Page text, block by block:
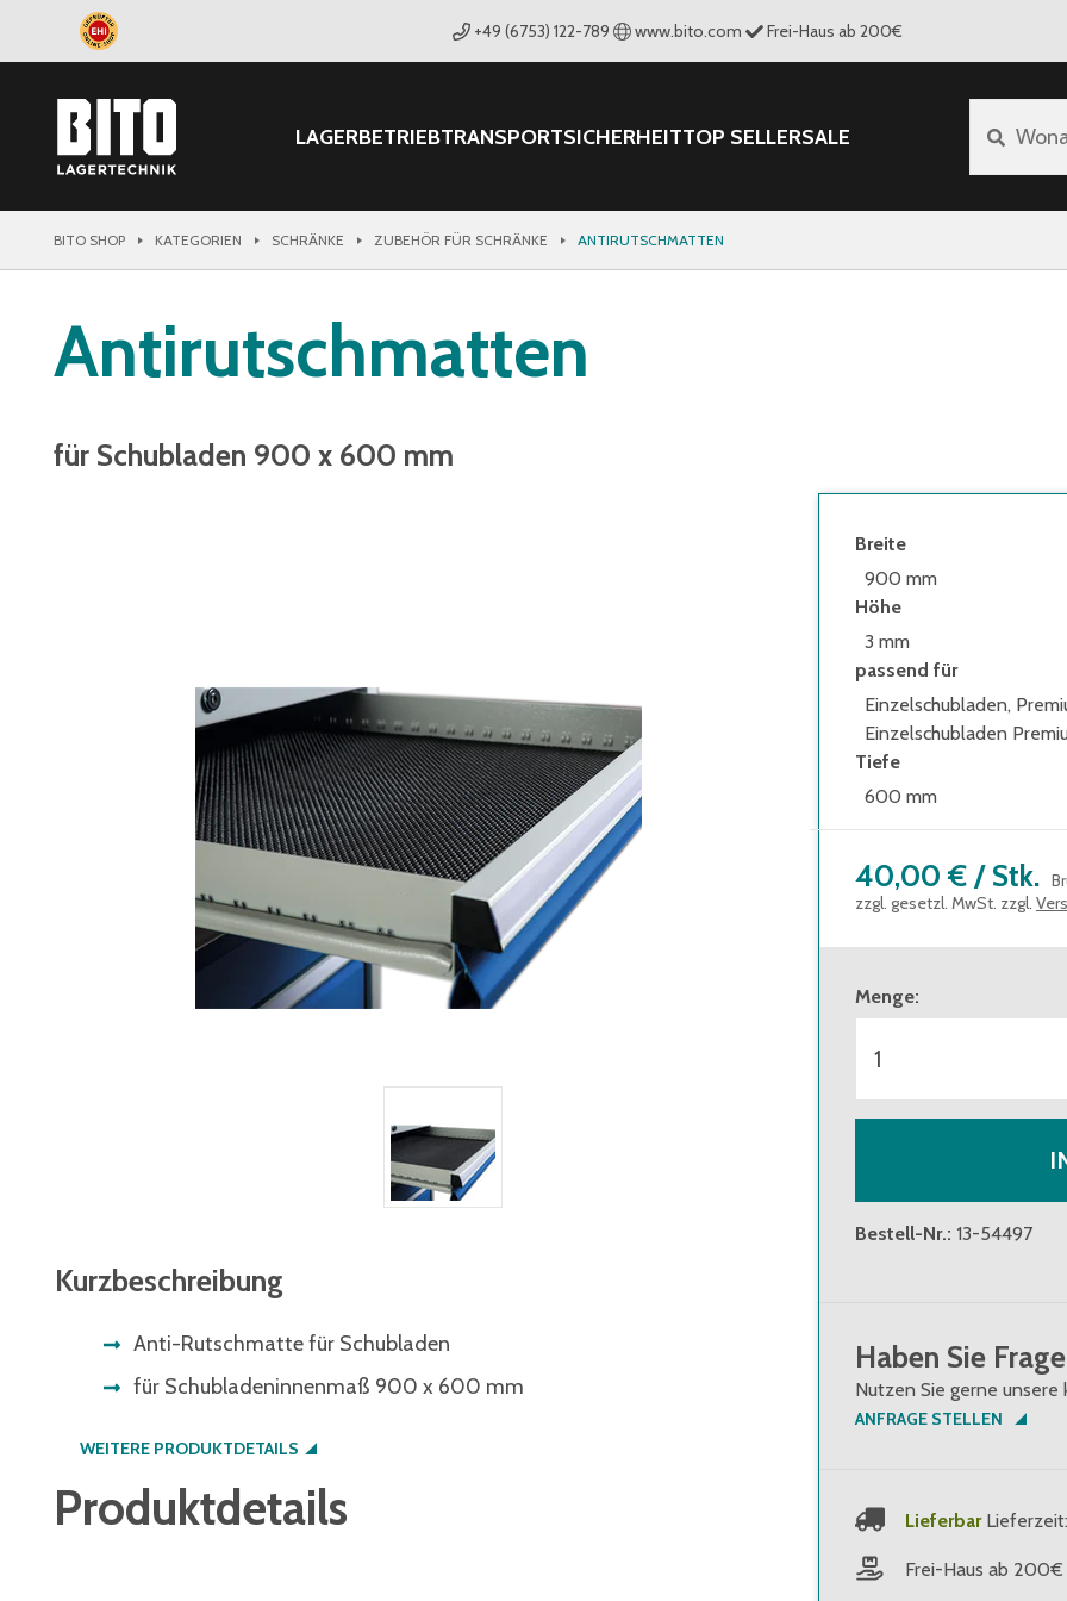
+49 (6753) 122-789 www.bito.com Frei-Haus ab 200€
LAGERBETRIEBTRANSPORTSICHERHEITTOP SELLERSALE
BITO SHOP KATEGORIEN SCHRÄNKE ZUBEHÖR FÜR SCHRÄNKE ANTIRUTSCHMATTEN
Antirutschmatten
für Schubladen 900 x 600 mm
Kurzbeschreibung
Anti-Rutschmatte für Schubladen
für Schubladeninnenmaß 900 x 600 mm
WEITERE PRODUKTDETAILS
Produktdetails
Breite
900 mm
Höhe
3 mm
passend für
Einzelschubladen,
Einzelschubladen
Tiefe
600 mm
40,00 € / Stk.
zzgl. gesetzl. MwSt. zzgl.
Menge:
Bestell-Nr.: 13-54497
Haben Sie
Nutzen Sie gerne unsere
ANFRAGE STELLEN
Lieferbar
Frei-Haus ab 200€